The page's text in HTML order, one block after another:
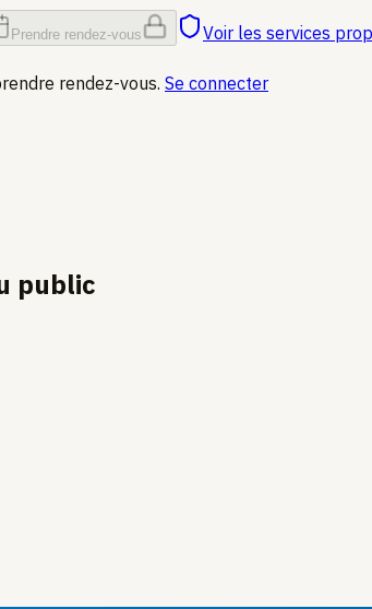
Prendre rendez-vous Voir les services
rendez-vous. Se connecter
public